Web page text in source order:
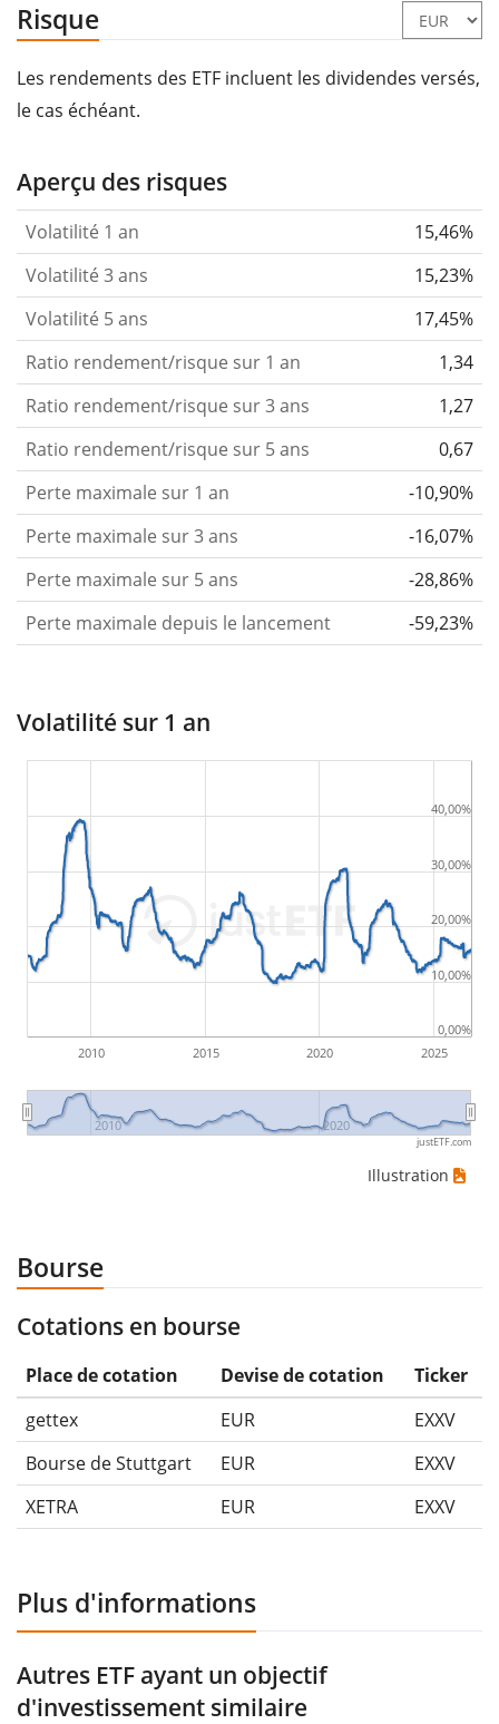
Risque
Les rendements des ETF incluent les dividendes versés,
le cas échéant.
Aperçu des risques
Volatilité 1 an
15,46%
Volatilité 3 ans
15,23%
Volatilité 5 ans
17,45%
Ratio rendement/risque sur 1 an
1,34
Ratio rendement/risque sur 3 ans
1,27
Ratio rendement/risque sur 5 ans
0,67
Perte maximale sur 1 an
-10,90%
Perte maximale sur 3 ans
-16,07%
Perte maximale sur 5 ans
-28,86%
Perte maximale depuis le lancement
-59,23%
Volatilité sur 1 an
2010 2015 2020 2025
2010 2020
0,00%
10,00%
20,00%
30,00%
40,00%
justETF.com
Illustration
Bourse
Cotations en bourse
Place de cotation Devise de cotation
Ticker
gettex
EUR
EXXV
Bourse de Stuttgart
EUR
EXXV
XETRA
EUR EXXV
Plus d'informations
Autres ETF ayant un objectif
d'investissement similaire